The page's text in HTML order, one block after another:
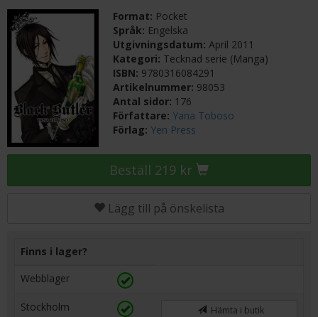
Format: Pocket
Språk: Engelska
Utgivningsdatum:April 2011
Kategori: Tecknad serie (Manga)
ISBN: 9780316084291
Artikelnummer: 98053
Antal sidor: 176
Författare: Yana Toboso
Förlag: Yen Press
Beställ 219 kr
Lägg till på önskelista
Finns i lager?
Webblager
Stockholm Hämta i butik